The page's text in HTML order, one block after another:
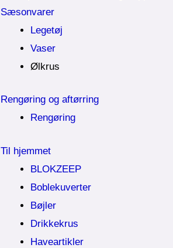
Sæsonvarer
Legetøj
Vaser
Ølkrus
Rengøring og aftørring
Rengøring
Til hjemmet
BLOKZEEP
Boblekuverter
Bøjler
Drikkekrus
Haveartikler